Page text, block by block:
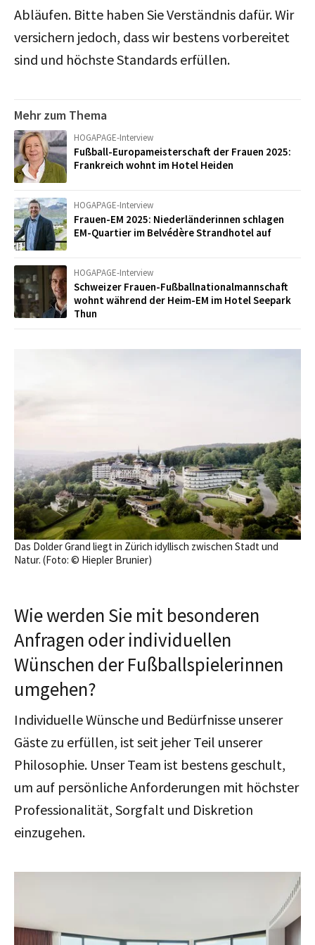
Abläufen. Bitte haben Sie Verständnis dafür. Wir
versichern jedoch, dass wir bestens vorbereitet
sind und höchste Standards erfüllen.
Mehr zum Thema
HOGAPAGE-Interview
Fußball-Europameisterschaft der Frauen 2025:
Frankreich wohnt im Hotel Heiden
HOGAPAGE-Interview
Frauen-EM 2025: Niederländerinnen schlagen
EM-Quartier im Belvédère Strandhotel auf
HOGAPAGE-Interview
Schweizer Frauen-Fußballnationalmannschaft
wohnt während der Heim-EM im Hotel Seepark
Thun
Das Dolder Grand liegt in Zürich idyllisch zwischen Stadt und
Natur. (Foto: © Hiepler Brunier)
Wie werden Sie mit besonderen
Anfragen oder individuellen
Wünschen der Fußballspielerinnen
umgehen?
Individuelle Wünsche und Bedürfnisse unserer
Gäste zu erfüllen, ist seit jeher Teil unserer
Philosophie. Unser Team ist bestens geschult,
um auf persönliche Anforderungen mit höchster
Professionalität, Sorgfalt und Diskretion
einzugehen.